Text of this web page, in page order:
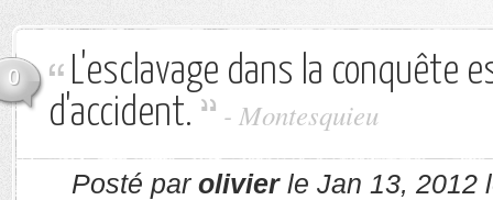
0
L'esclavage dans la conquête
d'accident.
- Montesquieu
Posté par olivierle Jan 13, 2012